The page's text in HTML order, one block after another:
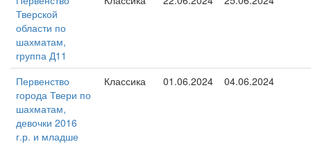
Тверской
области по
шахматам,
группа Д11
Первенство
города Твери по
шахматам,
девочки 2016
г.р. и младше
Классика 01.06.2024 04.06.2024